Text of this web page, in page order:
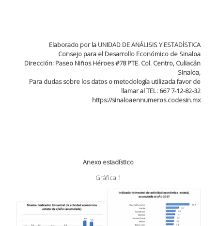
Elaborado por la UNIDAD DE ANÁLISIS Y ESTADÍSTICA
Consejo para el Desarrollo Económico de Sinaloa
Dirección: Paseo Niños Héroes #78 PTE. Col. Centro, Culiacán
Sinaloa,
Para dudas sobre los datos o metodología utilizada favor de
llamar al TEL: 667 7-12-82-32
https://sinaloaennumeros.codesin.mx
Anexo estadístico
Gráfica 1